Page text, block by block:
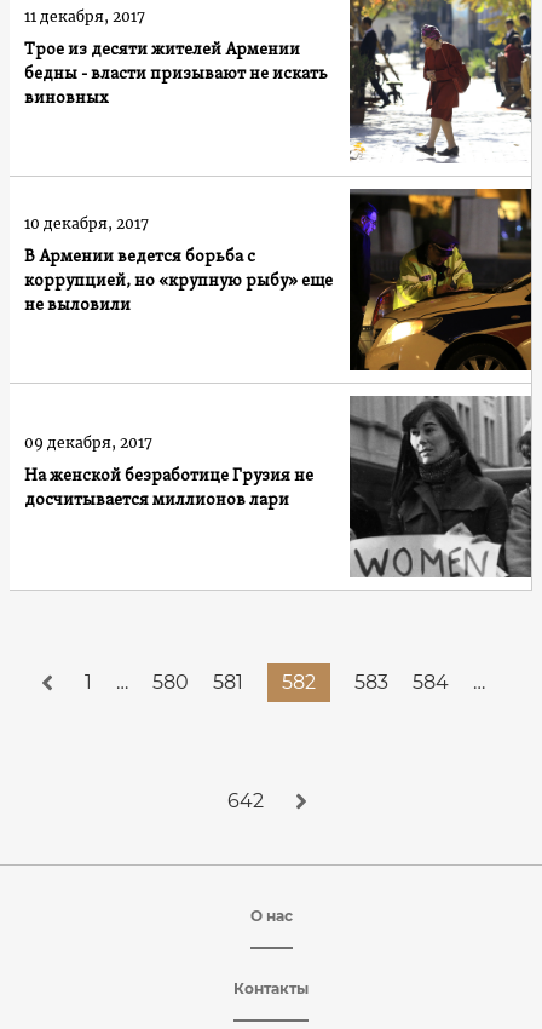
Трое из десяти жителей Армении
бедны - власти призывают не искать
виновных
11 декабря, 2017
В Армении ведется борьба с
коррупцией, но «крупную рыбу» еще
не выловили
10 декабря, 2017
На женской безработице Грузия не
досчитывается миллионов лари
09 декабря, 2017
1 … 580 581 582 583 584 …
642
О нас
Контакты